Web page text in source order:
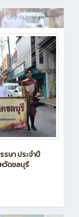
2 สัปดาห์ ที่ผ่านมา
รษา ประจำปี
วัดชลบุรี